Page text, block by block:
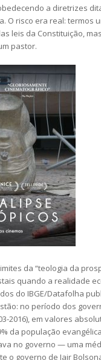
a diretrizes
O risco era real: termos
leis da Constituição,
pastor.
da “teologia da
quando a realidade
do IBGE/Datafolha
no período dos
2016), em valores
da população
no governo — uma
o governo de Jair